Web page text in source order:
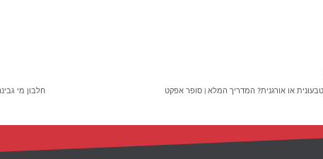
או אורגנית? המדריך המלא | סופר אפקט חלבון מי